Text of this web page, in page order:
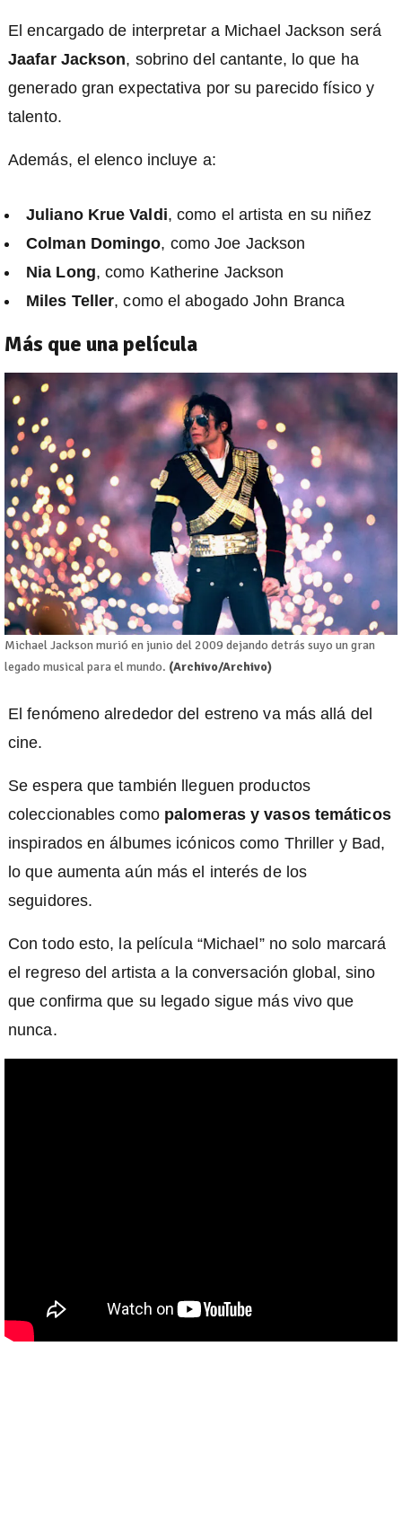
El encargado de interpretar a Michael Jackson será
Jaafar Jackson, sobrino del cantante, lo que ha
generado gran expectativa por su parecido físico y
talento.
Además, el elenco incluye a:
Juliano Krue Valdi, como el artista en su niñez
Colman Domingo, como Joe Jackson
Nia Long, como Katherine Jackson
Miles Teller, como el abogado John Branca
Más que una película
Michael Jackson murió en junio del 2009 dejando detrás suyo un gran
legado musical para el mundo. (Archivo/Archivo)
El fenómeno alrededor del estreno va más allá del
cine.
Se espera que también lleguen productos
coleccionables como palomeras y vasos temáticos
inspirados en álbumes icónicos como Thriller y Bad,
lo que aumenta aún más el interés de los
seguidores.
Con todo esto, la película “Michael” no solo marcará
el regreso del artista a la conversación global, sino
que confirma que su legado sigue más vivo que
nunca.